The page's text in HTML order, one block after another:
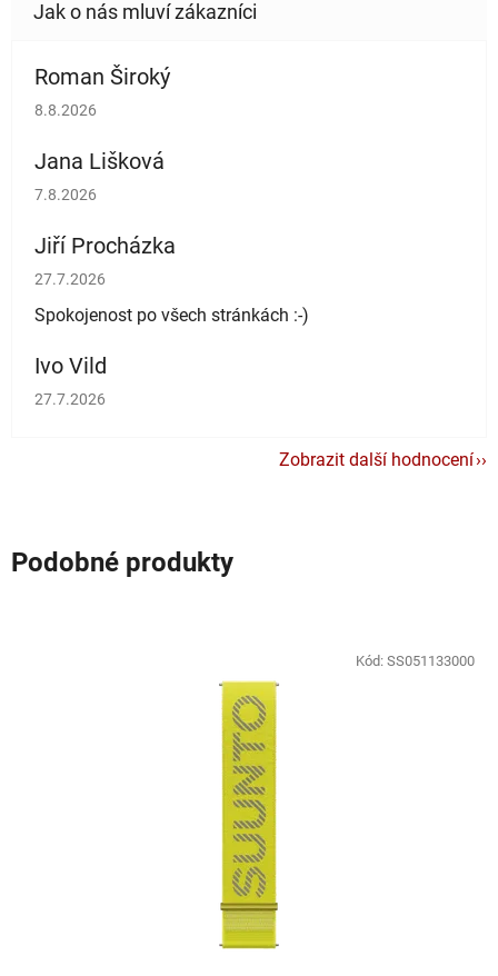
Roman Široký
Hodnocení obchodu je 5 z 5 hvězdiček.
8.8.2026
Jana Lišková
Hodnocení obchodu je 5 z 5 hvězdiček.
7.8.2026
Jiří Procházka
Hodnocení obchodu je 5 z 5 hvězdiček.
27.7.2026
Spokojenost po všech stránkách :-)
Ivo Vild
Hodnocení obchodu je 5 z 5 hvězdiček.
27.7.2026
Zobrazit další hodnocení
Podobné produkty
Kód: SS051133000